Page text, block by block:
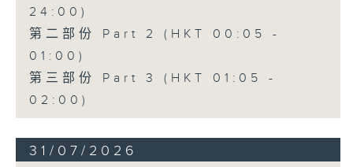
24:00)
第二部份 Part 2 (HKT 00:05 -
01:00)
第三部份 Part 3 (HKT 01:05 -
02:00)
31/07/2026